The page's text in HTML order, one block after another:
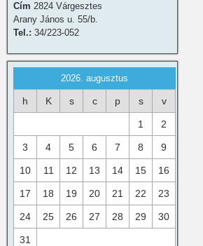
Cím 2824 Várgesztes
Arany János u. 55/b.
Tel.: 34/223-052
2026. augusztus
h K s c p s v
1 2
3 4 5 6 7 8 9
10 11 12 13 14 15 16
17 18 19 20 21 22 23
24 25 26 27 28 29 30
31